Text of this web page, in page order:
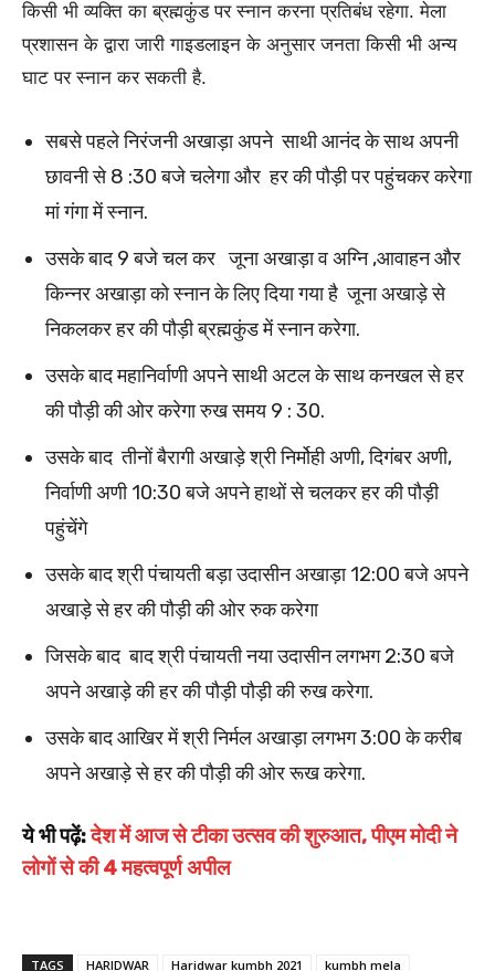
किसी भी व्यक्ति का ब्रह्मकुंड पर स्नान करना प्रतिबंध रहेगा. मेला
प्रशासन के द्वारा जारी गाइडलाइन के अनुसार जनता किसी भी अन्य
घाट पर स्नान कर सकती है.
सबसे पहले निरंजनी अखाड़ा अपने साथी आनंद के साथ अपनी
छावनी से 8 :30 बजे चलेगा और हर की पौड़ी पर पहुंचकर करेगा
मां गंगा में स्नान.
उसके बाद 9 बजे चल कर जूना अखाड़ा व अग्नि ,आवाहन और
किन्नर अखाड़ा को स्नान के लिए दिया गया है जूना अखाड़े से
निकलकर हर की पौड़ी ब्रह्मकुंड में स्नान करेगा.
उसके बाद महानिर्वाणी अपने साथी अटल के साथ कनखल से हर
की पौड़ी की ओर करेगा रुख समय 9 : 30.
उसके बाद तीनों बैरागी अखाड़े श्री निर्मोही अणी, दिगंबर अणी,
निर्वाणी अणी 10:30 बजे अपने हाथों से चलकर हर की पौड़ी
पहुंचेंगे
उसके बाद श्री पंचायती बड़ा उदासीन अखाड़ा 12:00 बजे अपने
अखाड़े से हर की पौड़ी की ओर रुक करेगा
जिसके बाद बाद श्री पंचायती नया उदासीन लगभग 2:30 बजे
अपने अखाड़े की हर की पौड़ी पौड़ी की रुख करेगा.
उसके बाद आखिर में श्री निर्मल अखाड़ा लगभग 3:00 के करीब
अपने अखाड़े से हर की पौड़ी की ओर रूख करेगा.
ये भी पढ़ें:देश में आज से टीका उत्सव की शुरुआत, पीएम मोदी ने
लोगों से की 4 महत्वपूर्ण अपील
TAGS HARIDWAR Haridwar kumbh 2021
kumbh mela